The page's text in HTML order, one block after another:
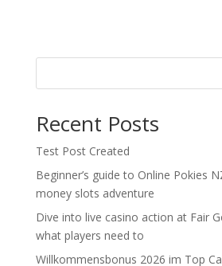
Recent Posts
Test Post Created
Beginner’s guide to Online Pokies
money slots adventure
Dive into live casino action at Fair
what players need to
Willkommensbonus 2026 im Top